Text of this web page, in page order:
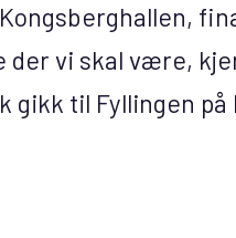
der vi skal være,
gikk til Fyllingen på